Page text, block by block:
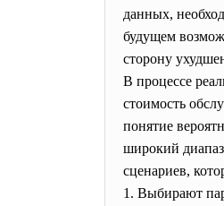
данных,
будущем
сторону
В процессе
стоимость
понятие
широкий
сценариев,
1. Выбирают